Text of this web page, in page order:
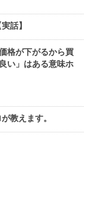
話】
格が下がるから買
い」はある意味ホ
教えます。